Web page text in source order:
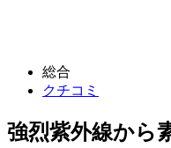
総合
クチコミ
強烈紫外線から